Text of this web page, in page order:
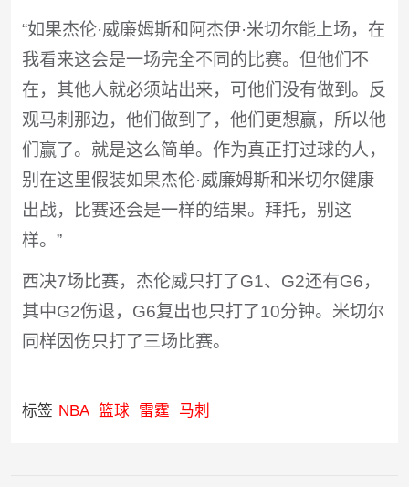
“如果杰伦·威廉姆斯和阿杰伊·米切尔能上场，在
我看来这会是一场完全不同的比赛。但他们不
在，其他人就必须站出来，可他们没有做到。反
观马刺那边，他们做到了，他们更想赢，所以他
们赢了。就是这么简单。作为真正打过球的人，
别在这里假装如果杰伦·威廉姆斯和米切尔健康
出战，比赛还会是一样的结果。拜托，别这
样。”
西决7场比赛，杰伦威只打了G1、G2还有G6，
其中G2伤退，G6复出也只打了10分钟。米切尔
同样因伤只打了三场比赛。
标签 NBA 篮球 雷霆 马刺